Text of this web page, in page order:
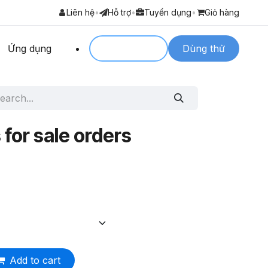
Liên hệ• Hỗ trợ• Tuyển dụng• Giỏ hàng
Ứng dụng Dùng thử
for sale orders
Add to cart